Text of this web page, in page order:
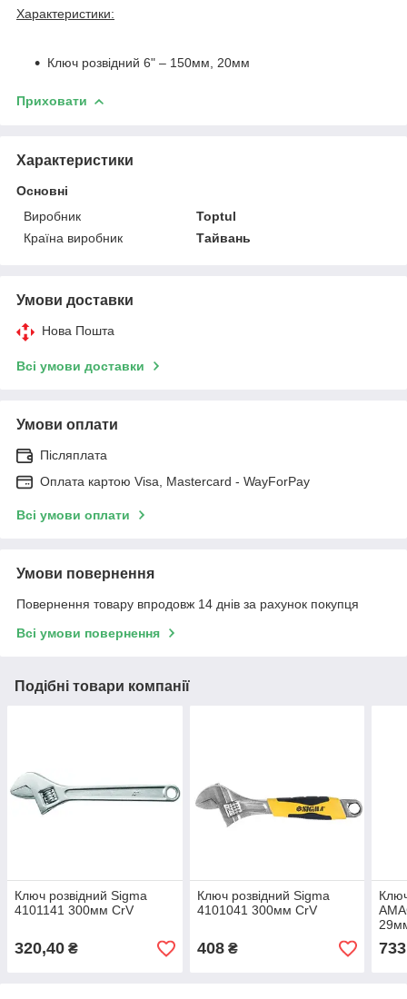
Характеристики:
Ключ розвідний 6" – 150мм, 20мм
Приховати
Характеристики
Основні
Виробник
Toptul
Країна виробник
Тайвань
Умови доставки
Нова Пошта
Всі умови доставки
Умови оплати
Післяплата
Оплата картою Visa, Mastercard - WayForPay
Всі умови оплати
Умови повернення
Повернення товару впродовж 14 днів за рахунок покупця
Всі умови повернення
Подібні товари компанії
Ключ розвідний Sigma
4101141 300мм CrV
320,40 ₴
Ключ розвідний Sigma
4101041 300мм CrV
408₴